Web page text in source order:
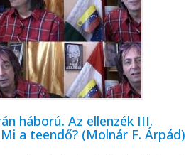
háború. Az ellenzék III.
a teendő? (Molnár F. Árpád)